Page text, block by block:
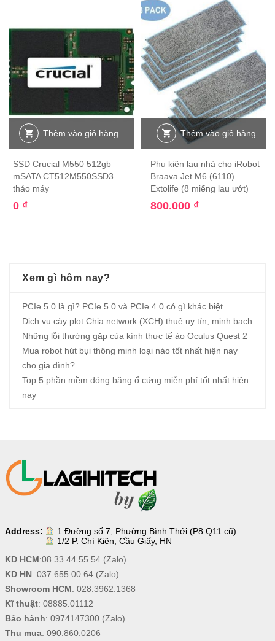
Thêm vào giỏ hàng
SSD Crucial M550 512gb
mSATA CT512M550SSD3 –
tháo máy
0 ₫
Thêm vào giỏ hàng
Phụ kiện lau nhà cho iRobot
Braava Jet M6 (6110)
Extolife (8 miếng lau ướt)
800.000 ₫
Xem gì hôm nay?
PCIe 5.0 là gì? PCIe 5.0 và PCIe 4.0 có gì khác biệt
Dịch vụ cày plot Chia network (XCH) thuê uy tín, minh bạch
Những lỗi thường gặp của kính thực tế ảo Oculus Quest 2
Mua robot hút bụi thông minh loại nào tốt nhất hiện nay
cho gia đình?
Top 5 phần mềm đóng băng ổ cứng miễn phí tốt nhất hiện
nay
Address:
1 Đường số 7, Phường Bình Thới (P8 Q11 cũ)
1/2 P. Chí Kiên, Cầu Giấy, HN
KD HCM:08.33.44.55.54(Zalo)
KD HN: 037.655.00.64(Zalo)
Showroom HCM: 028.3962.1368
Kĩ thuật: 08885.01112
Bảo hành: 0974147300(Zalo)
Thu mua: 090.860.0206